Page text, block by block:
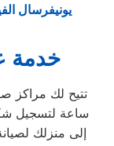
يونيفرسال
خدمة
ساعة لتسجيل
إلى منزلك